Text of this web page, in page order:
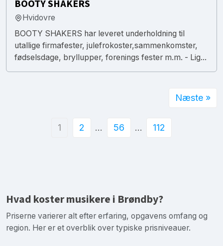
BOOTY SHAKERS
Hvidovre
BOOTY SHAKERS har leveret underholdning til
utallige firmafester, julefrokoster,sammenkomster,
fødselsdage, bryllupper, forenings fester m.m. - Lig...
1 2 … 56 … 112
Næste »
Hvad koster musikere i Brøndby?
Priserne varierer alt efter erfaring, opgavens omfang og
region. Her er et overblik over typiske prisniveauer.